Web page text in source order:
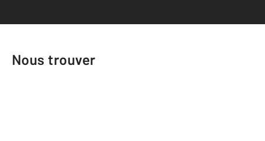
Nous trouver